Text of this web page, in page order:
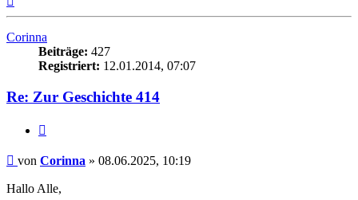
Corinna
Beiträge: 427
Registriert: 12.01.2014, 07:07
Re: Zur Geschichte 414
Beitrag
von Corinna » 08.06.2025, 10:19
Hallo Alle,